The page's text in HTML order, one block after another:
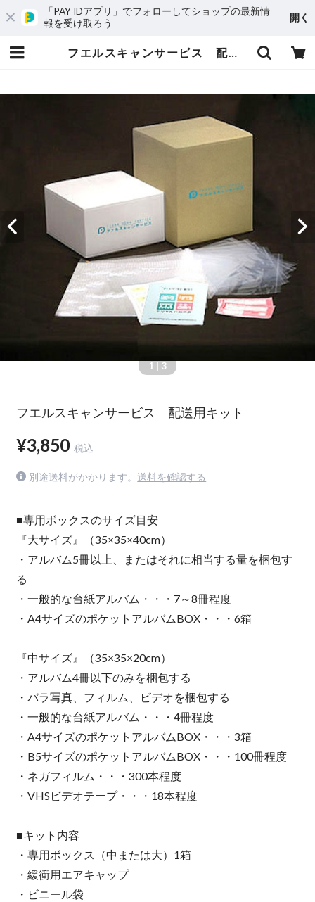
「PAY IDアプリ」でフォローしてショップの最新情
報を受け取ろう
開く
フエルスキャンサービス 配送用キット | 「アルバムをつくろう」SHOP
1 | 3
フエルスキャンサービス 配送用キット
¥3,850 税込
別途送料がかかります。 送料を確認する
■専用ボックスのサイズ目安
『大サイズ』（35×35×40cm）
・アルバム5冊以上、またはそれに相当する量を梱包す
る
・一般的な台紙アルバム・・・7～8冊程度
・A4サイズのポケットアルバムBOX・・・6箱
『中サイズ』（35×35×20cm）
・アルバム4冊以下のみを梱包する
・バラ写真、フィルム、ビデオを梱包する
・一般的な台紙アルバム・・・4冊程度
・A4サイズのポケットアルバムBOX・・・3箱
・B5サイズのポケットアルバムBOX・・・100冊程度
・ネガフィルム・・・300本程度
・VHSビデオテープ・・・18本程度
■キット内容
・専用ボックス（中または大）1箱
・緩衝用エアキャップ
・ビニール袋